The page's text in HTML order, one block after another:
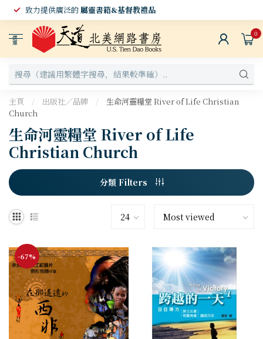
致力提供廣泛的屬靈書籍&基督教禮品
選
單
0
主頁 / 出版社／品牌 /
生命河靈糧堂 River of Life Christian
Church
生命河靈糧堂 River of Life
Christian Church
分類 Filters
-67%